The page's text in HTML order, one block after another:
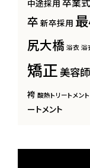
中途採用
卒 新卒採用
尻大橋 浴衣 浴
矯正 美容師
袴 酸熱トリートメント
ートメント